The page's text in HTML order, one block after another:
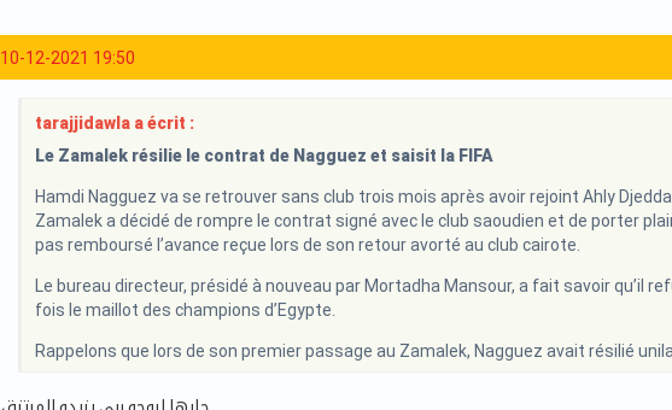
10-12-2021 19:50
tarajjidawla a écrit :
Le Zamalek résilie le contrat de Nagguez et saisit la FIFA
Hamdi Nagguez va se retrouver sans club trois mois après avoir rejoint Ahly
Zamalek a décidé de rompre le contrat signé avec le club saoudien et de porter
pas remboursé l’avance reçue lors de son retour avorté au club cairote.
Le bureau directeur, présidé à nouveau par Mortadha Mansour, a fait savoir qu’il
fois le maillot des champions d’Egypte.
Rappelons que lors de son premier passage au Zamalek, Nagguez avait résilié